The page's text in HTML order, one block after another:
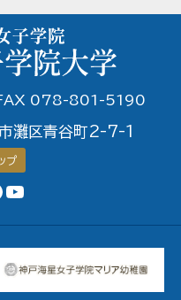
078-801-5190
灘区青谷町2-7-1
プ
YouTubeチャンネル